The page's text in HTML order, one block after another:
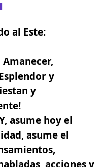
al Este:
Amanecer,
y
y
asume hoy el
asume el
acciones y